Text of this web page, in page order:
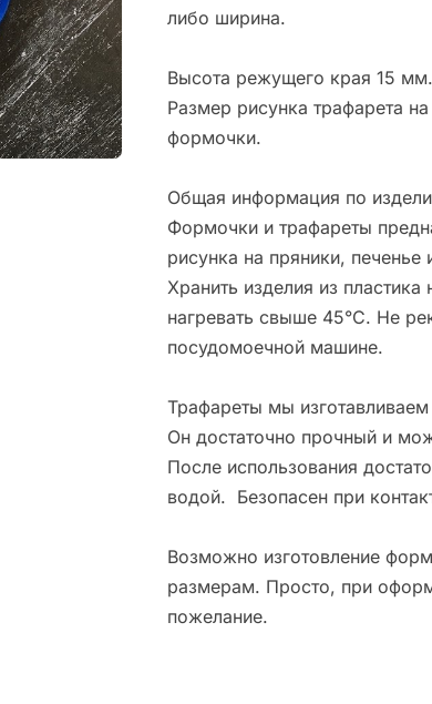
либо ширина.
Высота режущего края 15 мм.
Размер рисунка трафарета
формочки.
Общая информация по
Формочки и трафареты
рисунка на пряники, печенье
Хранить изделия из
нагревать свыше 45°С. Не
посудомоечной машине.
Трафареты мы
Он достаточно прочный и
После использования
водой. Безопасен при
Возможно изготовление
размерам. Просто, при
пожелание.